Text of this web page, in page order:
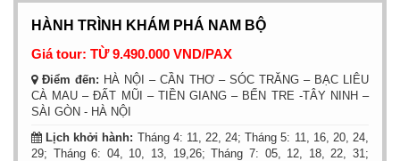
HÀNH TRÌNH KHÁM PHÁ NAM BỘ
Giá tour: TỪ 9.490.000 VND/PAX
Điểm đến: HÀ NỘI – CẦN THƠ – SÓC TRĂNG – BẠC LIÊU
CÀ MAU – ĐẤT MŨI – TIỀN GIANG – BẾN TRE -TÂY NINH –
SÀI GÒN - HÀ NỘI
Lịch khởi hành: Tháng 4: 11, 22, 24; Tháng 5: 11, 16, 20, 24,
29; Tháng 6: 04, 10, 13, 19,26; Tháng 7: 05, 12, 18, 22, 31;